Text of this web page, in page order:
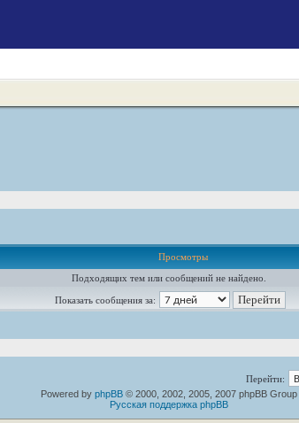
Просмотры
Подходящих тем или сообщений не найдено.
Показать сообщения за:
Перейти:
Powered by phpBB © 2000, 2002, 2005, 2007 phpBB Group
Русская поддержка phpBB